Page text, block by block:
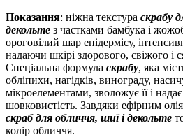
Показання: ніжна текстура скрабу
декольте з частками бамбука і
ороговілий шар епідермісу,
надаючи шкірі здорового, свіжого і
Спеціальна формула скрабу, яка
обліпихи, нагідків, винограду,
мікроелементами, зволожує її і
шовковистість. Завдяки ефірним
скраб для обличчя, шиї і декольте
колір обличчя.